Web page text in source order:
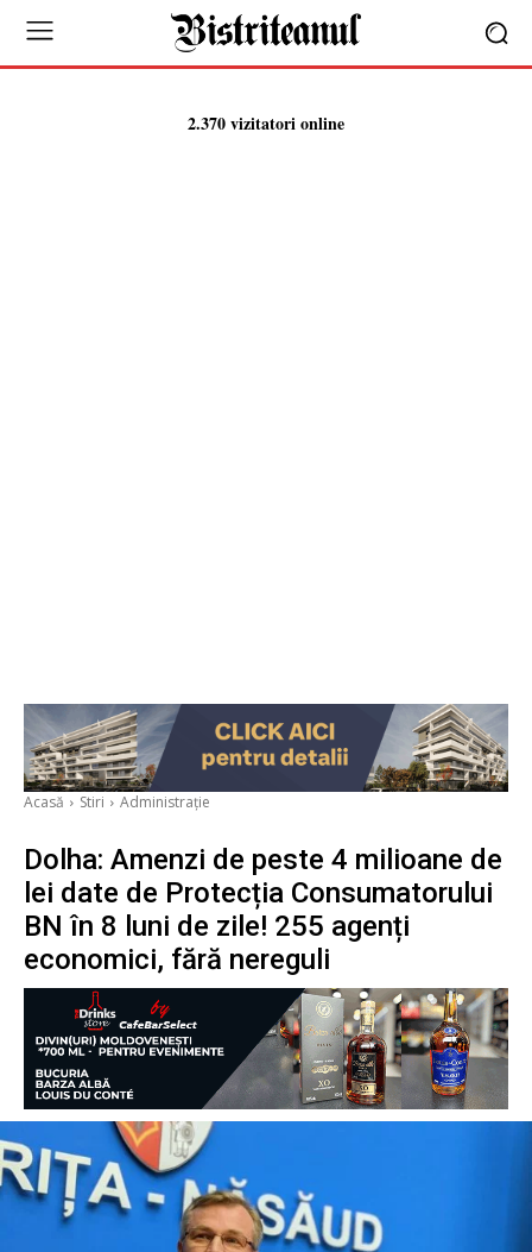
2.370 vizitatori online
Acasă Stiri Administrație
Dolha: Amenzi de peste 4 milioane de
lei date de Protecția Consumatorului
BN în 8 luni de zile! 255 agenți
economici, fără nereguli